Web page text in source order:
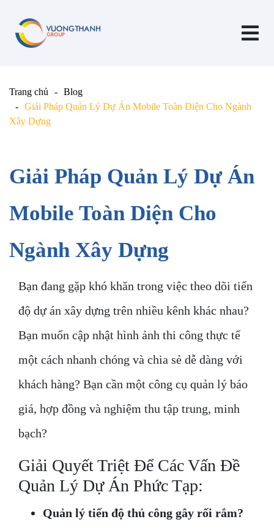
Trang chủ
Blog
Giải Pháp Quản Lý Dự Án Mobile Toàn Diện Cho Ngành
Xây Dựng
Giải Pháp Quản Lý Dự Án
Mobile Toàn Diện Cho
Ngành Xây Dựng
Bạn đang gặp khó khăn trong việc theo dõi tiến
độ dự án xây dựng trên nhiều kênh khác nhau?
Bạn muốn cập nhật hình ảnh thi công thực tế
một cách nhanh chóng và chia sẻ dễ dàng với
khách hàng? Bạn cần một công cụ quản lý báo
giá, hợp đồng và nghiệm thu tập trung, minh
bạch?
Giải Quyết Triệt Để Các Vấn Đề
Quản Lý Dự Án Phức Tạp:
Quản lý tiến độ thủ công gây rối rắm?